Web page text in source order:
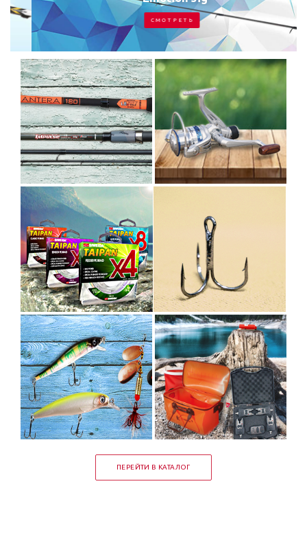
С М О Т Р Е Т Ь
ПЕРЕЙТИ В КАТАЛОГ